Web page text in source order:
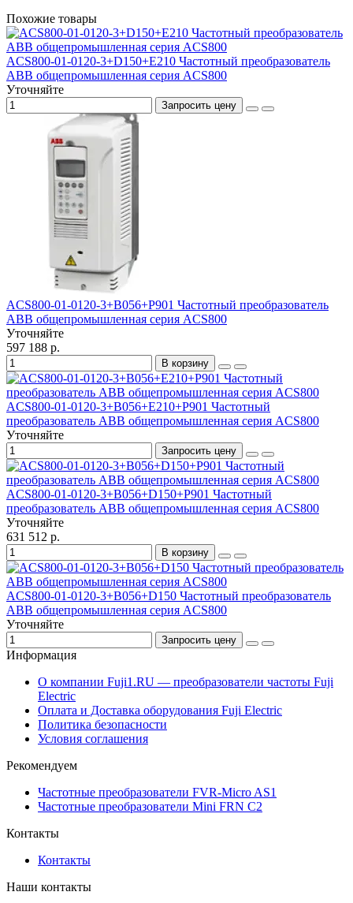
Похожие товары
ACS800-01-0120-3+D150+E210 Частотный преобразователь
ABB общепромышленная серия ACS800
Уточняйте
Запросить цену
ACS800-01-0120-3+B056+P901 Частотный преобразователь
ABB общепромышленная серия ACS800
Уточняйте
597 188 р.
В корзину
ACS800-01-0120-3+B056+E210+P901 Частотный
преобразователь ABB общепромышленная серия ACS800
Уточняйте
Запросить цену
ACS800-01-0120-3+B056+D150+P901 Частотный
преобразователь ABB общепромышленная серия ACS800
Уточняйте
631 512 р.
В корзину
ACS800-01-0120-3+B056+D150 Частотный преобразователь
ABB общепромышленная серия ACS800
Уточняйте
Запросить цену
Информация
О компании Fuji1.RU — преобразователи частоты Fuji
Electric
Оплата и Доставка оборудования Fuji Electric
Политика безопасности
Условия соглашения
Рекомендуем
Частотные преобразователи FVR-Micro AS1
Частотные преобразователи Mini FRN C2
Контакты
Контакты
Наши контакты